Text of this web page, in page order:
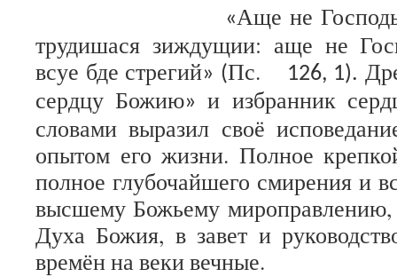
«Аще не
трудишася зиждущии: аще не
всуе бде стрегий» (Пс. 126, 1).
сердцу Божию»и избранник
словами выразил своё
опытом его жизни. Полное
полное глубочайшего смирения и
высшему Божьему мироправлению,
Духа Божия, в завет и
времён на веки вечные.